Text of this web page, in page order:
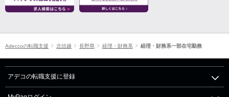
Adeccoの転職支援 北信越 長野県 経理・財務系 経理・財務系一部在宅勤務
アデコの転職支援に登録